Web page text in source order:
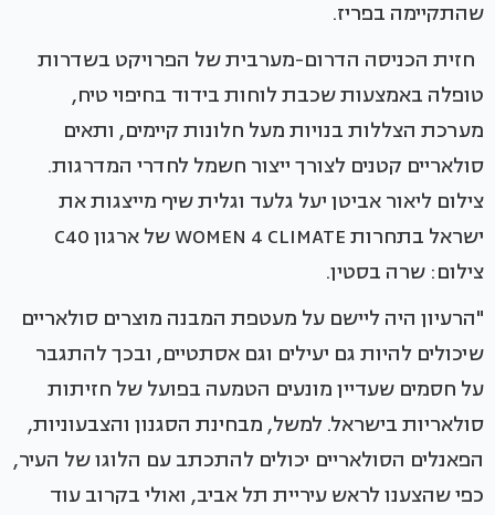
שהתקיימה בפריז.
חזית הכניסה הדרום-מערבית של הפרויקט בשדרות
טופלה באמצעות שכבת לוחות בידוד בחיפוי טיח,
מערכת הצללות בנויות מעל חלונות קיימים, ותאים
סולאריים קטנים לצורך ייצור חשמל לחדרי המדרגות.
צילום ליאור אביטן יעל גלעד וגלית שיף מייצגות את
ישראל בתחרות WOMEN 4 CLIMATE של ארגון C40
צילום: שרה בסטין.
"הרעיון היה ליישם על מעטפת המבנה מוצרים סולאריים
שיכולים להיות גם יעילים וגם אסתטיים, ובכך להתגבר
על חסמים שעדיין מונעים הטמעה בפועל של חזיתות
סולאריות בישראל. למשל, מבחינת הסגנון והצבעוניות,
הפאנלים הסולאריים יכולים להתכתב עם הלוגו של העיר,
כפי שהצענו לראש עיריית תל אביב, ואולי בקרוב עוד